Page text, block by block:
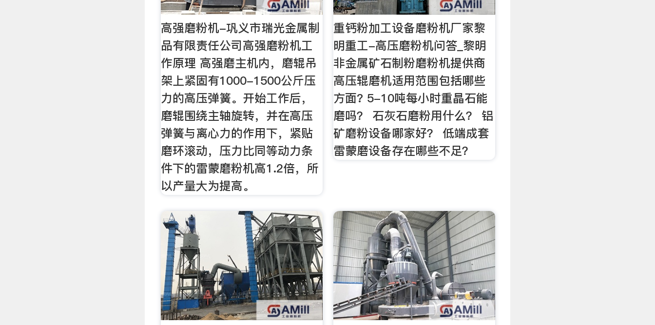
高强磨粉机-巩义市瑞光金属制
品有限责任公司高强磨粉机工
作原理 高强磨主机内，磨辊吊
架上紧固有1000-1500公斤压
力的高压弹簧。开始工作后，
磨辊围绕主轴旋转，并在高压
弹簧与离心力的作用下，紧贴
磨环滚动，压力比同等动力条
件下的雷蒙磨粉机高1.2倍，所
以产量大为提高。
重钙粉加工设备磨粉机厂家黎
明重工-高压磨粉机问答_黎明
非金属矿石制粉磨粉机提供商
高压辊磨机适用范围包括哪些
方面? 5-10吨每小时重晶石能
磨吗？ 石灰石磨粉用什么？ 铝
矿磨粉设备哪家好？ 低端成套
雷蒙磨设备存在哪些不足？